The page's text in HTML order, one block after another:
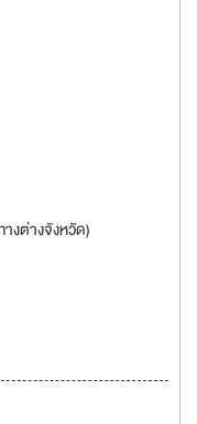
งต่างจังหวัด)